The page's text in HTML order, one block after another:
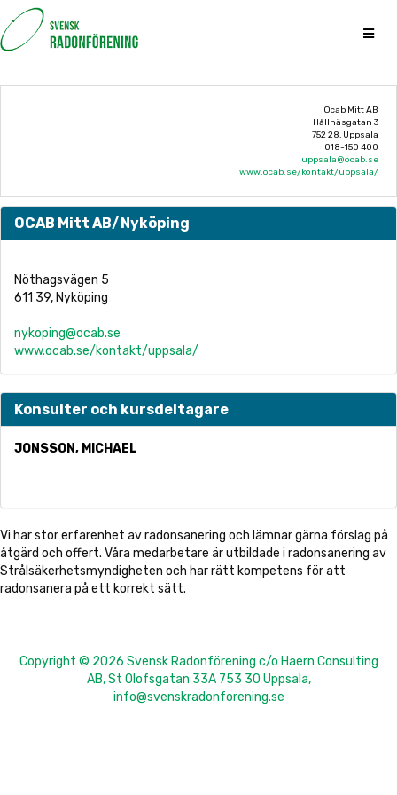
Ocab Mitt AB
Hållnäsgatan 3
752 28, Uppsala
018-150 400
uppsala@ocab.se
www.ocab.se/kontakt/uppsala/
OCAB Mitt AB/Nyköping
Nöthagsvägen 5
611 39, Nyköping
nykoping@ocab.se
www.ocab.se/kontakt/uppsala/
Konsulter och kursdeltagare
JONSSON, MICHAEL
Vi har stor erfarenhet av radonsanering och lämnar gärna förslag på
åtgärd och offert. Våra medarbetare är utbildade i radonsanering av
Strålsäkerhetsmyndigheten och har rätt kompetens för att
radonsanera på ett korrekt sätt.
Copyright © 2026 Svensk Radonförening c/o Haern Consulting
AB, St Olofsgatan 33A 753 30 Uppsala,
info@svenskradonforening.se